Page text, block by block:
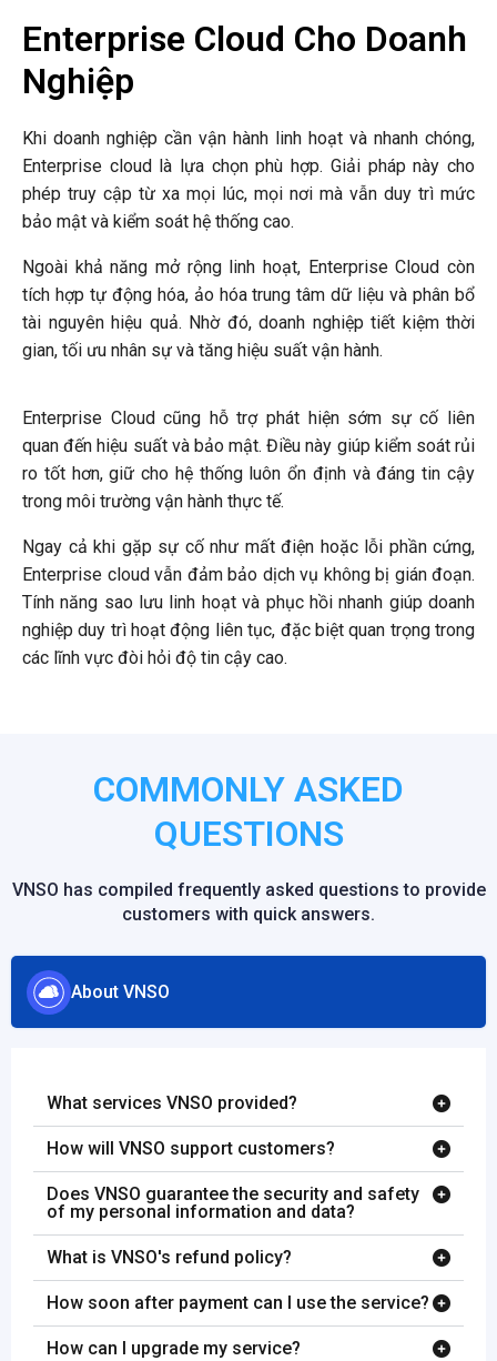
Enterprise Cloud Cho Doanh
Nghiệp
Khi doanh nghiệp cần vận hành linh hoạt và nhanh chóng,
Enterprise cloud là lựa chọn phù hợp. Giải pháp này cho
phép truy cập từ xa mọi lúc, mọi nơi mà vẫn duy trì mức
bảo mật và kiểm soát hệ thống cao.
Ngoài khả năng mở rộng linh hoạt, Enterprise Cloud còn
tích hợp tự động hóa, ảo hóa trung tâm dữ liệu và phân bổ
tài nguyên hiệu quả. Nhờ đó, doanh nghiệp tiết kiệm thời
gian, tối ưu nhân sự và tăng hiệu suất vận hành.
Enterprise Cloud cũng hỗ trợ phát hiện sớm sự cố liên
quan đến hiệu suất và bảo mật. Điều này giúp kiểm soát rủi
ro tốt hơn, giữ cho hệ thống luôn ổn định và đáng tin cậy
trong môi trường vận hành thực tế.
Ngay cả khi gặp sự cố như mất điện hoặc lỗi phần cứng,
Enterprise cloud vẫn đảm bảo dịch vụ không bị gián đoạn.
Tính năng sao lưu linh hoạt và phục hồi nhanh giúp doanh
nghiệp duy trì hoạt động liên tục, đặc biệt quan trọng trong
các lĩnh vực đòi hỏi độ tin cậy cao.
COMMONLY ASKED
QUESTIONS
VNSO has compiled frequently asked questions to provide
customers with quick answers.
About VNSO
What services VNSO provided?
How will VNSO support customers?
Does VNSO guarantee the security and safety
of my personal information and data?
What is VNSO's refund policy?
How soon after payment can I use the service?
How can I upgrade my service?